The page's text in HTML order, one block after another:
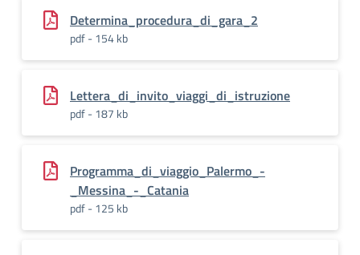
Determina_procedura_di_gara_2
pdf - 154 kb
Lettera_di_invito_viaggi_di_istruzione
pdf - 187 kb
Programma_di_viaggio_Palermo_-
_Messina_-_Catania
pdf - 125 kb